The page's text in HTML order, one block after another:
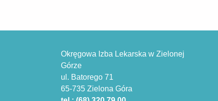
Okręgowa Izba Lekarska w Zielonej
Górze
ul. Batorego 71
65-735 Zielona Góra